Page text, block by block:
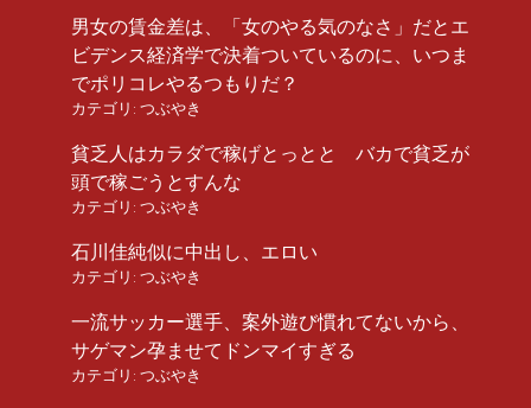
男女の賃金差は、「女のやる気のなさ」だとエ
ビデンス経済学で決着ついているのに、いつま
でポリコレやるつもりだ？
カテゴリ: つぶやき
貧乏人はカラダで稼げとっとと バカで貧乏が
頭で稼ごうとすんな
カテゴリ: つぶやき
石川佳純似に中出し、エロい
カテゴリ: つぶやき
一流サッカー選手、案外遊び慣れてないから、
サゲマン孕ませてドンマイすぎる
カテゴリ: つぶやき